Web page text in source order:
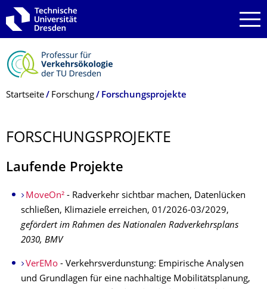
Zur Hauptnavigation springen
Zur Suche springen
Zum Inhalt springen
Breadcrumb-Menü
Startseite Forschung Forschungsprojekte
FORSCHUNGSPRO­JEKTE
Laufende Projekte
MoveOn²- Radverkehr sichtbar machen, Datenlücken
schließen, Klimaziele erreichen, 01/2026-03/2029,
gefördert im Rahmen des Nationalen Radverkehrsplans
2030, BMV
VerEMo- Verkehrsver­dunstung: Empirische Analysen
und Grundlagen für eine nachhaltige Mobilitätspla­nung,